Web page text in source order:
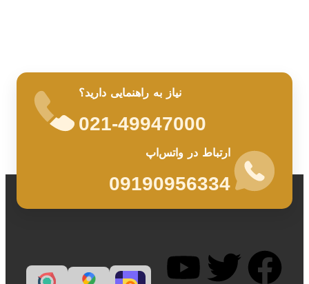
نیاز به راهنمایی دارید؟
021-49947000
ارتباط در واتس‌اپ
09190956334